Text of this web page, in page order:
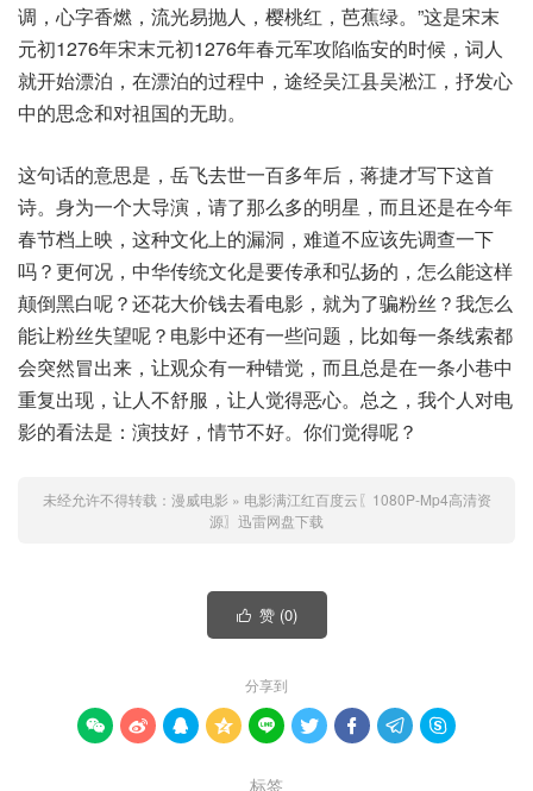
调，心字香燃，流光易抛人，樱桃红，芭蕉绿。”这是宋末
元初1276年宋末元初1276年春元军攻陷临安的时候，词人
就开始漂泊，在漂泊的过程中，途经吴江县吴淞江，抒发心
中的思念和对祖国的无助。
这句话的意思是，岳飞去世一百多年后，蒋捷才写下这首
诗。身为一个大导演，请了那么多的明星，而且还是在今年
春节档上映，这种文化上的漏洞，难道不应该先调查一下
吗？更何况，中华传统文化是要传承和弘扬的，怎么能这样
颠倒黑白呢？还花大价钱去看电影，就为了骗粉丝？我怎么
能让粉丝失望呢？电影中还有一些问题，比如每一条线索都
会突然冒出来，让观众有一种错觉，而且总是在一条小巷中
重复出现，让人不舒服，让人觉得恶心。总之，我个人对电
影的看法是：演技好，情节不好。你们觉得呢？
未经允许不得转载： 漫威电影 » 电影满江红百度云〖1080P-Mp4高清资
源〗迅雷网盘下载
 赞 (0)
分享到
        
标签